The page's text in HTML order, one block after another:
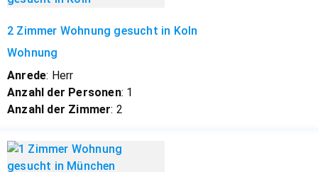
2 Zimmer Wohnung gesucht in Koln
Wohnung
Anrede: Herr
Anzahl der Personen: 1
Anzahl der Zimmer: 2